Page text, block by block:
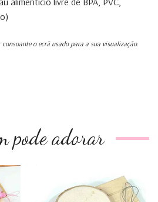
o ecrã usado para a sua visualização.
pode adorar